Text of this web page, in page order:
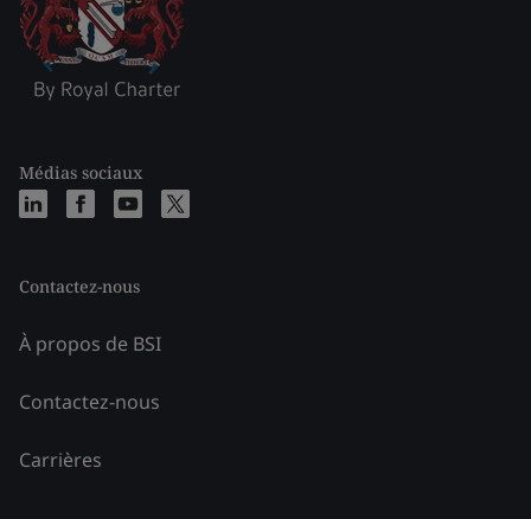
Médias sociaux
Contactez-nous
À propos de BSI
Contactez-nous
Carrières